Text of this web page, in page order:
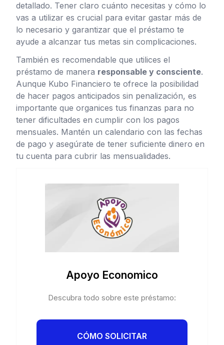
detallado. Tener claro cuánto necesitas y cómo lo
vas a utilizar es crucial para evitar gastar más de
lo necesario y garantizar que el préstamo te
ayude a alcanzar tus metas sin complicaciones.
También es recomendable que utilices el
préstamo de manera responsable y consciente.
Aunque Kubo Financiero te ofrece la posibilidad
de hacer pagos anticipados sin penalización, es
importante que organices tus finanzas para no
tener dificultades en cumplir con los pagos
mensuales. Mantén un calendario con las fechas
de pago y asegúrate de tener suficiente dinero en
tu cuenta para cubrir las mensualidades.
Apoyo Economico
Descubra todo sobre este préstamo:
CÓMO SOLICITAR